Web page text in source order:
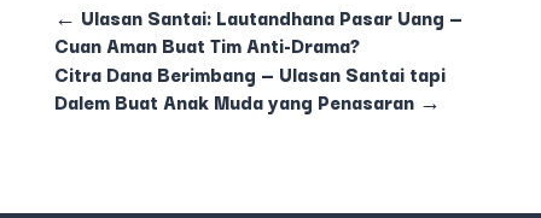
← Ulasan Santai: Lautandhana Pasar Uang —
Cuan Aman Buat Tim Anti-Drama?
Citra Dana Berimbang — Ulasan Santai tapi
Dalem Buat Anak Muda yang Penasaran→